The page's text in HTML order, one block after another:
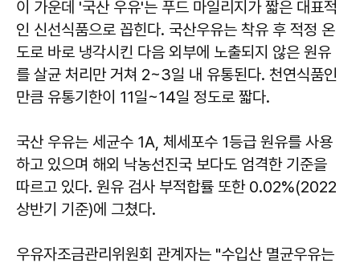
이 가운데 '국산 우유'는 푸드 마일리지가 짧은 대표적
인 신선식품으로 꼽힌다. 국산우유는 착유 후 적정 온
도로 바로 냉각시킨 다음 외부에 노출되지 않은 원유
를 살균 처리만 거쳐 2~3일 내 유통된다. 천연식품인
만큼 유통기한이 11일~14일 정도로 짧다.
국산 우유는 세균수 1A, 체세포수 1등급 원유를 사용
하고 있으며 해외 낙농선진국 보다도 엄격한 기준을
따르고 있다. 원유 검사 부적합률 또한 0.02%(2022
상반기 기준)에 그쳤다.
우유자조금관리위원회 관계자는 "수입산 멸균우유는